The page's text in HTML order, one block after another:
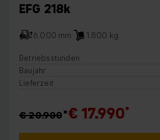
EFG 218k
6.000 mm
1.800 kg
Betriebsstunden
Baujahr
Lieferzeit
€ 20.900 € 17.990